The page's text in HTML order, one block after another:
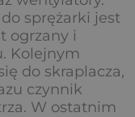
sprężarki jest
ogrzany i
Kolejnym
do skraplacza,
czynnik
W ostatnim